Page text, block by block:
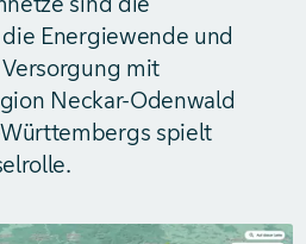
Energiewende und
mit
Neckar-Odenwald
spielt